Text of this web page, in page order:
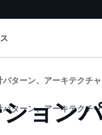
パターン、アーキテクチ
パターン、アーキテクチ
ョン